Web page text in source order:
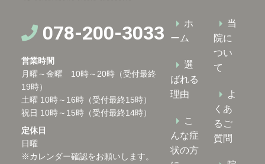
078-200-3033
営業時間
月曜～金曜 10時～20時（受付最終
19時）
土曜 10時～16時（受付最終15時）
祝日 10時～15時（受付最終14時）
定休日
日曜
※カレンダー確認をお願いします。
ホ
ーム
選
ばれる
理由
こ
んな症
状の方
当
院に
つい
て
よ
くあ
るご
質問